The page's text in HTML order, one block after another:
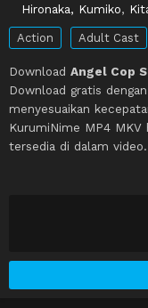
Hironaka, Kumiko,
Action Adult Cast
Download Angel Cop
Download gratis
menyesuaikan
KurumiNime MP4
tersedia di dalam video.